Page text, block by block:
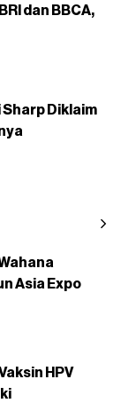
dan BBCA,
Sharp Diklaim
Asia Expo
HPV